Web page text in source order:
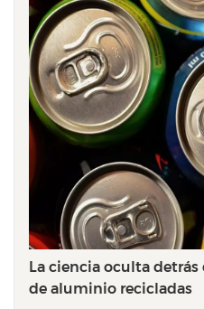
La ciencia oculta detrás
de aluminio recicladas